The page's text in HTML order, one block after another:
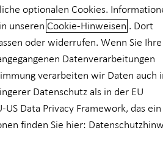
optionalen Cookies.
unseren Cookie-Hinweisen . Dort
oder widerrufen. Wenn Sie Ihre
Datenverarbeitungen
verarbeiten wir Daten auch
Datenschutz als in der EU
Data Privacy Framework, das ein
finden Sie hier: